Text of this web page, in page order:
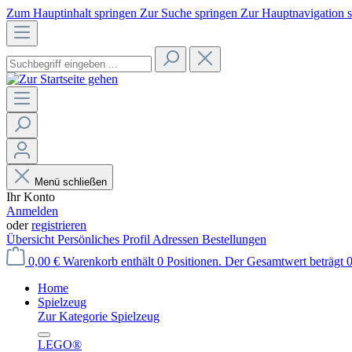
Zum Hauptinhalt springen Zur Suche springen Zur Hauptnavigation
Menü schließen
Ihr Konto
Anmelden
oderregistrieren
Übersicht Persönliches Profil Adressen Bestellungen
0,00 € Warenkorb enthält 0 Positionen. Der Gesamtwert beträgt
Home
Spielzeug
Zur Kategorie Spielzeug
LEGO®